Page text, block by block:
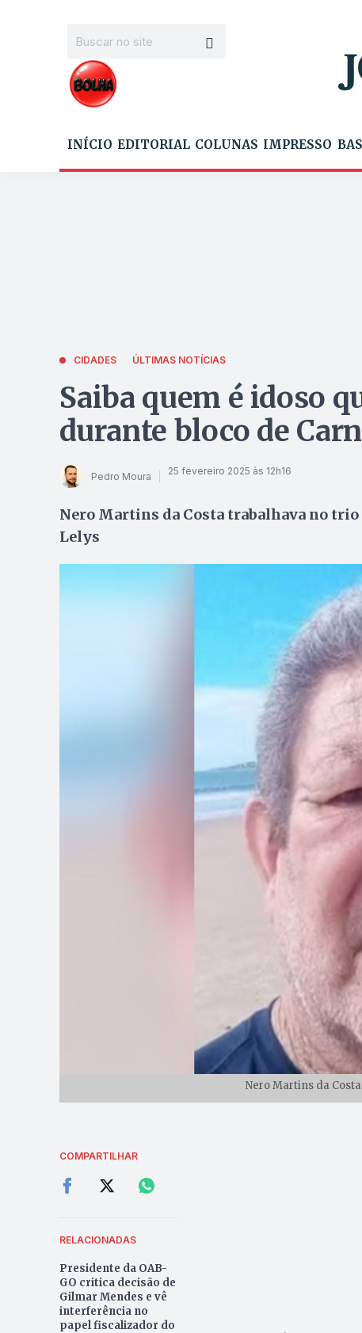
INÍCIO EDITORIAL COLUNAS IMPRESSO
CIDADES ÚLTIMAS NOTÍCIAS
Saiba quem é idoso
durante bloco de
Pedro Moura 25 fevereiro 2025 às 12h16
Nero Martins da Costa trabalhava no
Lelys
Nero Martins da
COMPARTILHAR
RELACIONADAS
Presidente da OAB-
GO critica decisão de
Gilmar Mendes e vê
interferência no
papel fiscalizador do